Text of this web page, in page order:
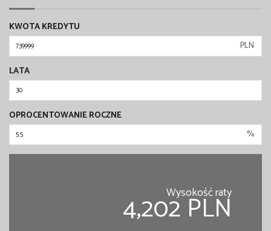
KWOTA KREDYTU
PLN
LATA
OPROCENTOWANIE ROCZNE
%
Wysokość raty
4,202 PLN